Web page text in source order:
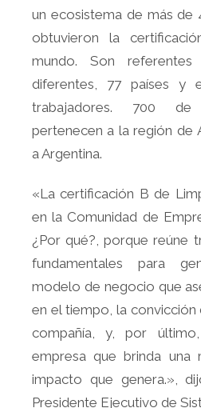
un ecosistema de más de
obtuvieron la
mundo. Son
diferentes, 77 países y
trabajadores. 700 de
pertenecen a la región de
a Argentina.
«La certificación B de
en la Comunidad de
¿Por qué?, porque reúne
fundamentales para
modelo de negocio que
en el tiempo, la convicción
compañía, y, por
empresa que brinda una
impacto que genera.»,
Presidente Ejecutivo de